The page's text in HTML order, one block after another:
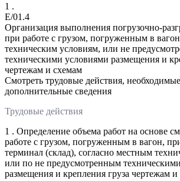
1 .
E/01.4
Организация выполнения погрузочно-
при работе с грузом, погруженным в
техническим условиям, или не
техническими условиями размещения и
чертежам и схемам
Смотреть трудовые действия,
дополнительные сведения
Трудовые действия
1 . Определение объема работ на основе
работе с грузом, погруженным в вагон,
терминал (склад), согласно местным
или по не предусмотренным
размещения и крепления груза чертежам